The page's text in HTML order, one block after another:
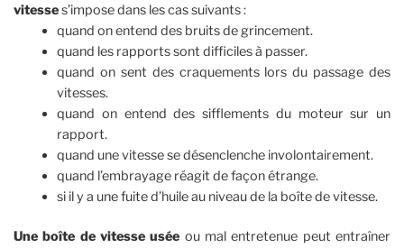
vitesses’impose dans les cas suivants :
quand on entend des bruits de grincement.
quand les rapports sont difficiles à passer.
quand on sent des craquements lors du passage des
vitesses.
quand on entend des sifflements du moteur sur un
rapport.
quand une vitesse se désenclenche involontairement.
quand l’embrayage réagit de façon étrange.
si il y a une fuite d’huile au niveau de la boîte de vitesse.
Une boîte de vitesse usée ou mal entretenue peut entraîner